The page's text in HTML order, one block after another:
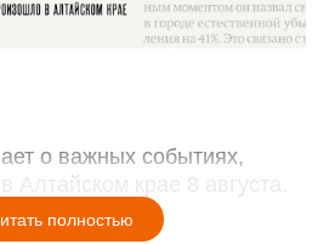
о важных событиях,
крае 8 августа.
полностью